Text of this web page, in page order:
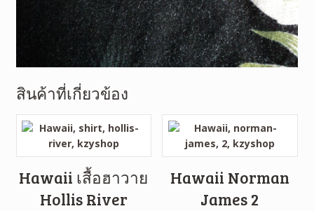
สินค้าที่เกี่ยวข้อง
Hawaii เสื้อฮาวาย
Hollis River
Hawaii Norman
James 2